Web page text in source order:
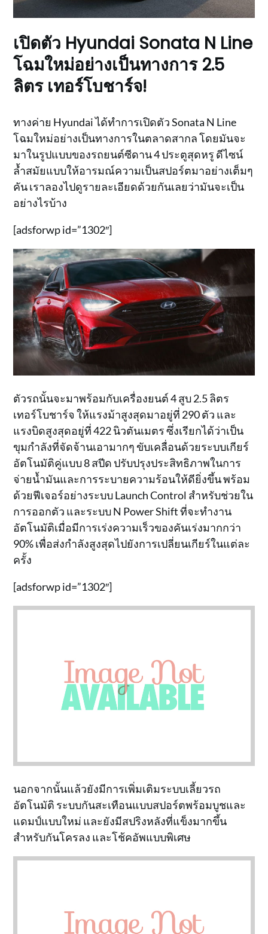
เปิดตัว Hyundai Sonata N Line
โฉมใหม่อย่างเป็นทางการ 2.5
ลิตร เทอร์โบชาร์จ!
ทางค่าย Hyundai ได้ทำการเปิดตัว Sonata N Line
โฉมใหม่อย่างเป็นทางการในตลาดสากล โดยมันจะ
มาในรูปแบบของรถยนต์ซีดาน 4 ประตูสุดหรู ดีไซน์
ล้ำสมัยแบบให้อารมณ์ความเป็นสปอร์ตมาอย่างเต็มๆ
คัน เราลองไปดูรายละเอียดด้วยกันเลยว่ามันจะเป็น
อย่างไรบ้าง
[adsforwp id=”1302″]
ตัวรถนั้นจะมาพร้อมกับเครื่องยนต์ 4 สูบ 2.5 ลิตร
เทอร์โบชาร์จ ให้แรงม้าสูงสุดมาอยู่ที่ 290 ตัว และ
แรงบิดสูงสุดอยู่ที่ 422 นิวตันเมตร ซึ่งเรียกได้ว่าเป็น
ขุมกำลังที่จัดจ้านเอามากๆ ขับเคลื่อนด้วยระบบเกียร์
อัตโนมัติคู่แบบ 8 สปีด ปรับปรุงประสิทธิภาพในการ
จ่ายน้ำมันและการระบายความร้อนให้ดียิ่งขึ้น พร้อม
ด้วยฟีเจอร์อย่างระบบ Launch Control สำหรับช่วยใน
การออกตัว และระบบ N Power Shift ที่จะทำงาน
อัตโนมัติเมื่อมีการเร่งความเร็วของคันเร่งมากกว่า
90% เพื่อส่งกำลังสูงสุดไปยังการเปลี่ยนเกียร์ในแต่ละ
ครั้ง
[adsforwp id=”1302″]
นอกจากนั้นแล้วยังมีการเพิ่มเติมระบบเลี้ยวรถ
อัตโนมัติ ระบบกันสะเทือนแบบสปอร์ตพร้อมบูชและ
แดมป์แบบใหม่ และยังมีสปริงหลังที่แข็งมากขึ้น
สำหรับกันโครลง และโช้คอัพแบบพิเศษ